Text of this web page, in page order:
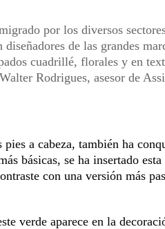
por los diversos
de las grandes
cuadrillé, florales y en
Rodrigues, asesor de
a cabeza, también ha
básicas, se ha insertado
con una versión más
verde aparece en la